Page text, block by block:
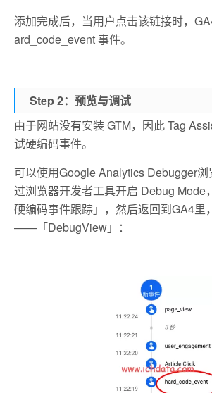
添加完成后，当用户点击该链接时，
ard_code_event 事件。
Step 2：预览与调试
由于网站没有安装 GTM，因此 Tag
试硬编码事件。
可以使用Google Analytics Debugger
过浏览器开发者工具开启 Debug Mode，
硬编码事件跟踪」，然后返回到GA4里
——「DebugView」：